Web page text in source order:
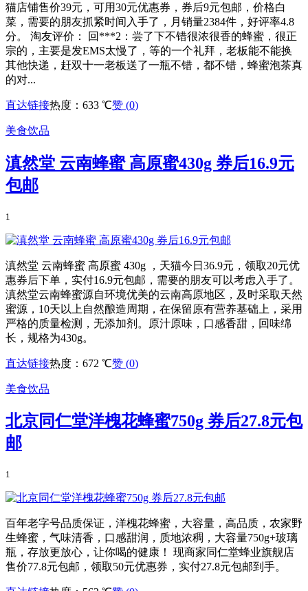
猫店铺售价39元，可用30元优惠券，券后9元包邮，价格白
菜，需要的朋友抓紧时间入手了，月销量2384件，好评率4.8
分。 淘友评价： 回***2：尝了下不错很浓很香的蜂蜜，很正
宗的，主要是发EMS太慢了，等的一个礼拜，老板能不能换
其他快递，赶双十一老板送了一瓶不错，都不错，蜂蜜泡茶真
的对...
直达链接热度：633 ℃赞 (0)
美食饮品
滇然堂 云南蜂蜜 高原蜜430g 券后16.9元
包邮
1
滇然堂 云南蜂蜜 高原蜜 430g ，天猫今日36.9元，领取20元优
惠券后下单，实付16.9元包邮，需要的朋友可以考虑入手了。
滇然堂云南蜂蜜源自环境优美的云南高原地区，及时采取天然
蜜源，10天以上自然酿造周期，在保留原有营养基础上，采用
严格的质量检测，无添加剂。原汁原味，口感香甜，回味绵
长，规格为430g。
直达链接热度：672 ℃赞 (0)
美食饮品
北京同仁堂洋槐花蜂蜜750g 券后27.8元包
邮
1
百年老字号品质保证，洋槐花蜂蜜，大容量，高品质，农家野
生蜂蜜，气味清香，口感甜润，质地浓稠，大容量750g+玻璃
瓶，存放更放心，让你喝的健康！ 现商家同仁堂蜂业旗舰店
售价77.8元包邮，领取50元优惠券，实付27.8元包邮到手。